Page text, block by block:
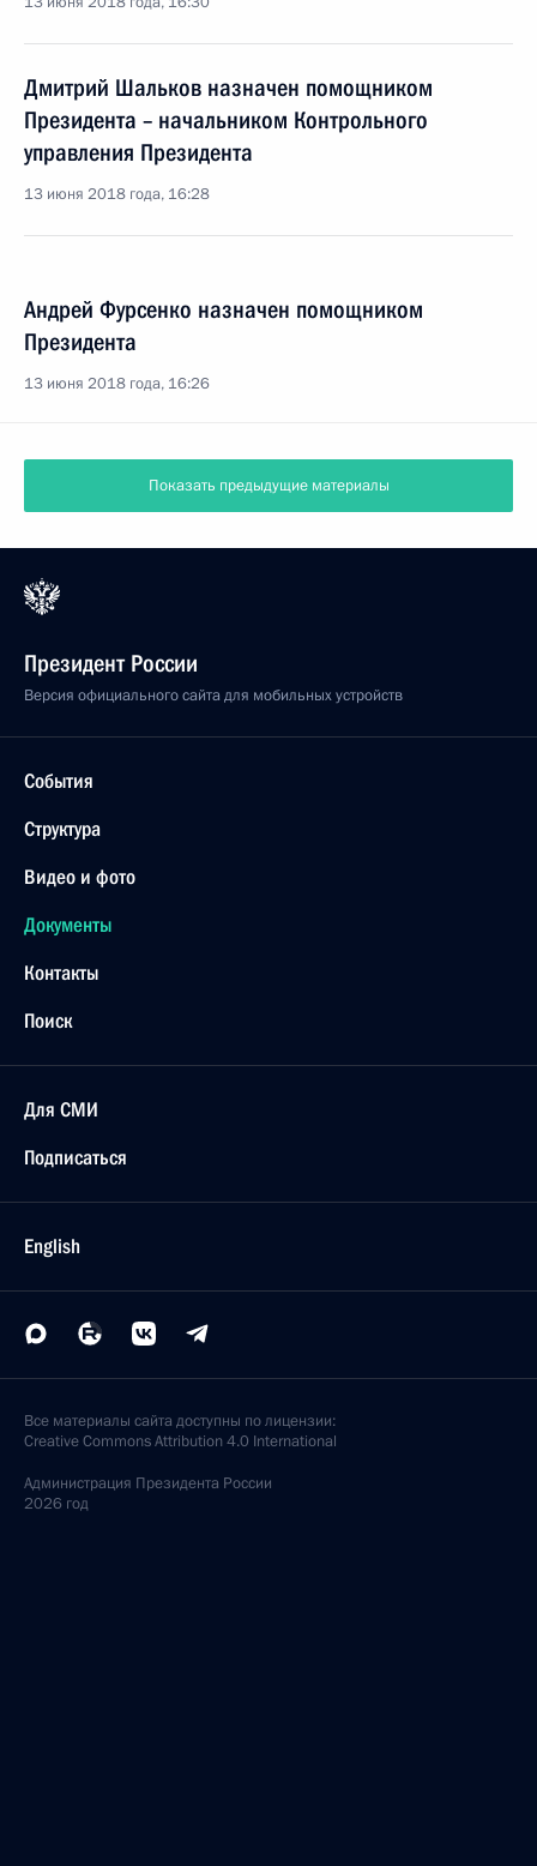
Дмитрий Шальков назначен помощником
Президента – начальником Контрольного
управления Президента
13 июня 2018 года, 16:28
Андрей Фурсенко назначен помощником
Президента
13 июня 2018 года, 16:26
Показать предыдущие материалы
Президент России
Версия официального сайта для мобильных устройств
События
Структура
Видео и фото
Документы
Контакты
Поиск
Для СМИ
Подписаться
English
Все материалы сайта доступны по лицензии:
Creative Commons Attribution 4.0 International
Администрация Президента России
2026 год